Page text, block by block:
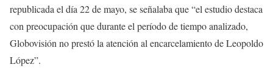
republicada el día 22 de mayo, se señalaba que “el estudio destaca
con preocupación que durante el período de tiempo analizado,
Globovisión no prestó la atención al encarcelamiento de Leopoldo
López”.